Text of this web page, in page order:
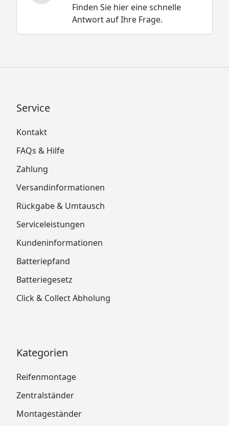
Finden Sie hier eine schnelle
Antwort auf Ihre Frage.
Service
Kontakt
FAQs & Hilfe
Zahlung
Versandinformationen
Rückgabe & Umtausch
Serviceleistungen
Kundeninformationen
Batteriepfand
Batteriegesetz
Click & Collect Abholung
Kategorien
Reifenmontage
Zentralständer
Montageständer